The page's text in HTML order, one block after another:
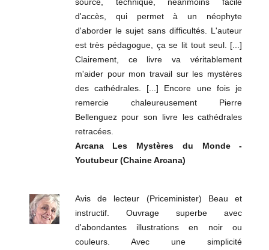
d'accès, qui permet à un néophyte
d'aborder le sujet sans difficultés. L'auteur
est très pédagogue, ça se lit tout seul. [...]
Clairement, ce livre va véritablement
m'aider pour mon travail sur les mystères
des cathédrales. [...] Encore une fois je
remercie chaleureusement Pierre
Bellenguez pour son livre les cathédrales
retracées.
Arcana Les Mystères du Monde -
Youtubeur (Chaine Arcana)
Avis de lecteur (Priceminister) Beau et
instructif. Ouvrage superbe avec
d'abondantes illustrations en noir ou
couleurs. Avec une simplicité